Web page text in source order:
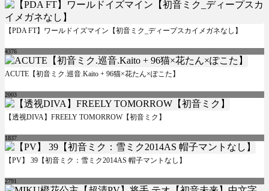
【PDA FT】ワールドイズマイン【初音ミク_ディープスカイメガネなし】
4376
ACUTE【初音ミク.巡音.Kaito + 96猫×花たん×ぽこた】
2003
【透视DIVA】FREELY TOMORROW【初音ミク】
1837
【PV】 39【初音ミク：雪ミク2014AS 帽子マントなし】
2791